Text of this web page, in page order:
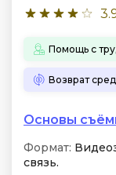
Помощь с
Возврат
Основы
Формат:
связь.